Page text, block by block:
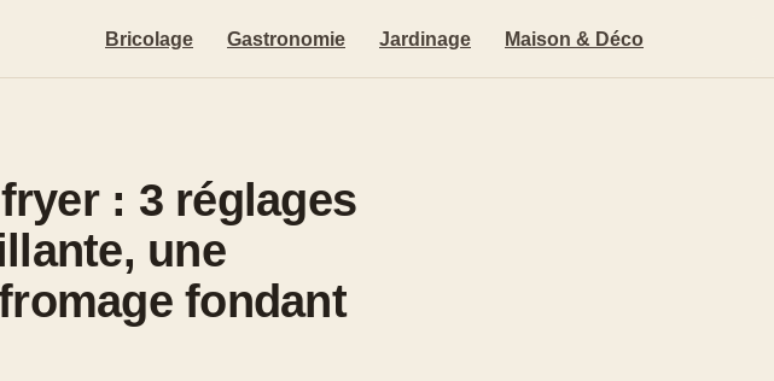
Bricolage Gastronomie Jardinage Maison & Déco
: 3 réglages
une
fondant